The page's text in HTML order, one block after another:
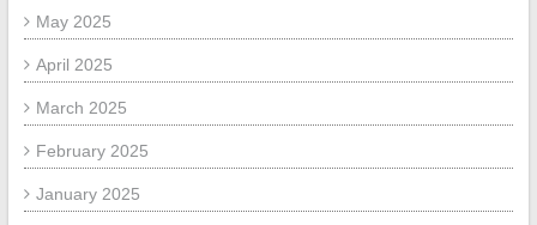
May 2025
April 2025
March 2025
February 2025
January 2025